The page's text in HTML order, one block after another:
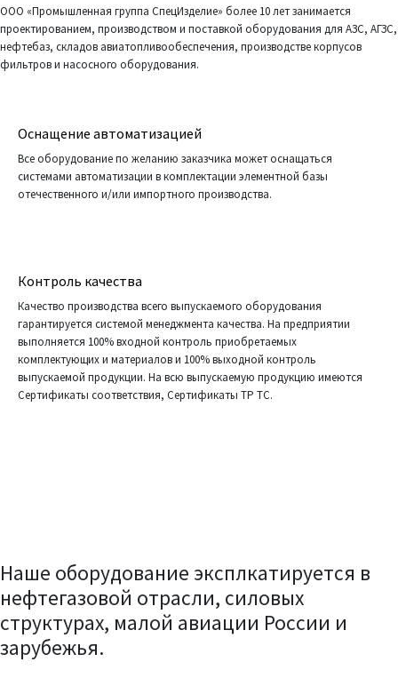
ООО «Промышленная группа СпецИзделие» более 10 лет занимается
проектированием, производством и поставкой оборудования для АЗС, АГЗС,
нефтебаз, складов авиатопливообеспечения, производстве корпусов
фильтров и насосного оборудования.
Оснащение автоматизацией
Все оборудование по желанию заказчика может оснащаться
системами автоматизации в комплектации элементной базы
отечественного и/или импортного производства.
Контроль качества
Качество производства всего выпускаемого оборудования
гарантируется системой менеджмента качества. На предприятии
выполняется 100% входной контроль приобретаемых
комплектующих и материалов и 100% выходной контроль
выпускаемой продукции. На всю выпускаемую продукцию имеются
Сертификаты соответствия, Сертификаты ТР ТС.
Наше оборудование эксплкатируется в
нефтегазовой отрасли, силовых
структурах, малой авиации России и
зарубежья.